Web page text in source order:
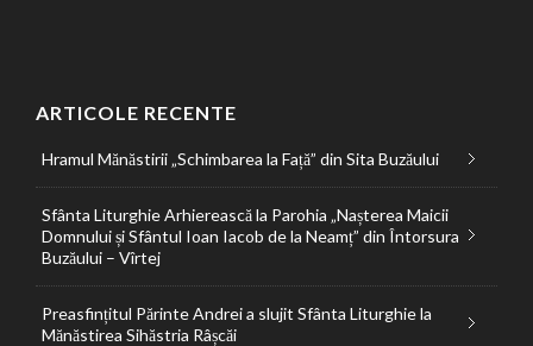
ARTICOLE RECENTE
Hramul Mănăstirii „Schimbarea la Față” din Sita Buzăului
Sfânta Liturghie Arhierească la Parohia „Nașterea Maicii
Domnului și Sfântul Ioan Iacob de la Neamț” din Întorsura
Buzăului – Vîrtej
Preasfințitul Părinte Andrei a slujit Sfânta Liturghie la
Mănăstirea Sihăstria Râșcăi